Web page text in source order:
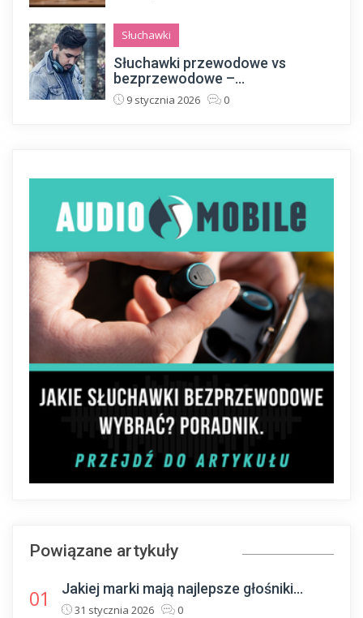
Słuchawki
Słuchawki przewodowe vs
bezprzewodowe –...
9 stycznia 2026 0
Powiązane artykuły
01 Jakiej marki mają najlepsze głośniki...
31 stycznia 2026 0